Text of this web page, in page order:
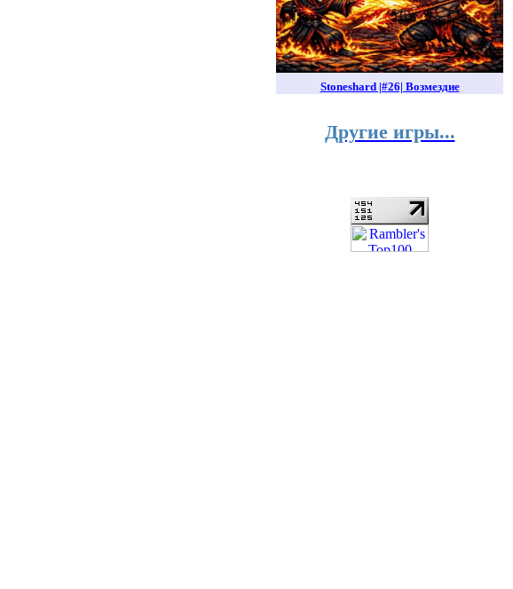
Stoneshard |#26| Возмездие
Другие игры...